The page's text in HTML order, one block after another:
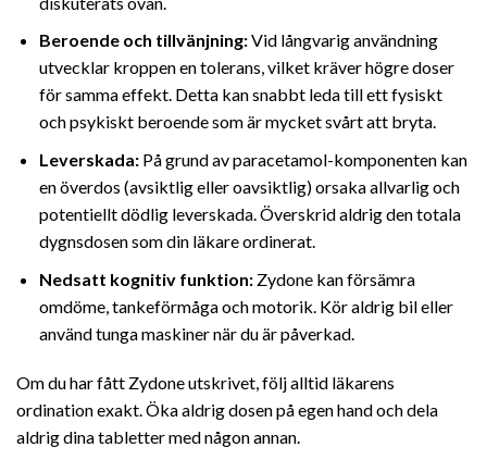
Beroende och tillvänjning:Vid långvarig användning
utvecklar kroppen en tolerans, vilket kräver högre doser
för samma effekt. Detta kan snabbt leda till ett fysiskt
och psykiskt beroende som är mycket svårt att bryta.
Leverskada:På grund av paracetamol-komponenten kan
en överdos (avsiktlig eller oavsiktlig) orsaka allvarlig och
potentiellt dödlig leverskada. Överskrid aldrig den totala
dygnsdosen som din läkare ordinerat.
Nedsatt kognitiv funktion:Zydone kan försämra
omdöme, tankeförmåga och motorik. Kör aldrig bil eller
använd tunga maskiner när du är påverkad.
Om du har fått Zydone utskrivet, följ alltid läkarens
ordination exakt. Öka aldrig dosen på egen hand och dela
aldrig dina tabletter med någon annan.